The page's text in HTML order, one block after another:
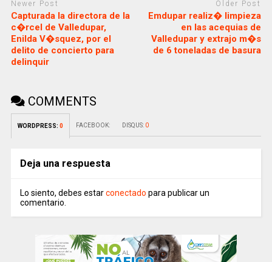
Newer Post
Capturada la directora de la
c�rcel de Valledupar,
Enilda V�squez, por el
delito de concierto para
delinquir
Older Post
Emdupar realiz� limpieza
en las acequias de
Valledupar y extrajo m�s
de 6 toneladas de basura
COMMENTS
WORDPRESS: 0 FACEBOOK: DISQUS: 0
Deja una respuesta
Lo siento, debes estarconectado para publicar un
comentario.